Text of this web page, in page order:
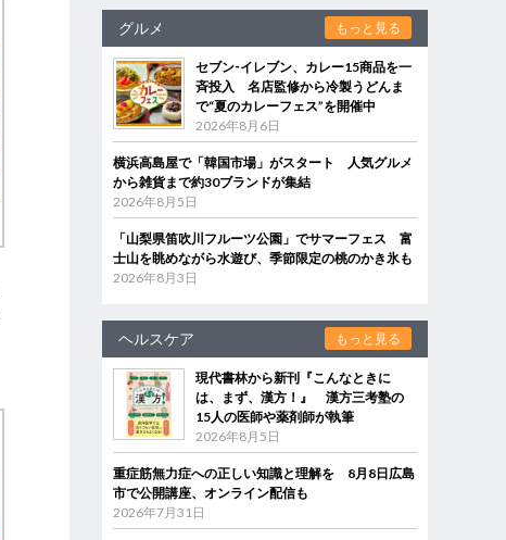
グルメ もっと見る
セブン‐イレブン、カレー15商品を一
斉投入 名店監修から冷製うどんま
で“夏のカレーフェス”を開催中
2026年8月6日
横浜高島屋で「韓国市場」がスタート 人気グルメ
から雑貨まで約30ブランドが集結
2026年8月5日
「山梨県笛吹川フルーツ公園」でサマーフェス 富
士山を眺めながら水遊び、季節限定の桃のかき氷も
2026年8月3日
ヘルスケア もっと見る
現代書林から新刊『こんなときに
は、まず、漢方！』 漢方三考塾の
15人の医師や薬剤師が執筆
2026年8月5日
重症筋無力症への正しい知識と理解を 8月8日広島
市で公開講座、オンライン配信も
2026年7月31日